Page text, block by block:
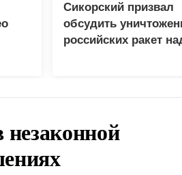
Сикорский призвал
обсудить
российских ракет